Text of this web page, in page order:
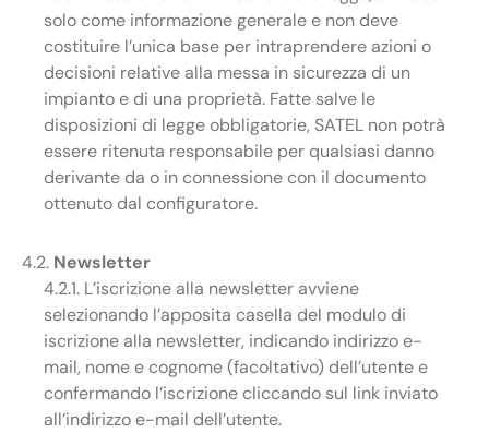
solo come informazione generale e non deve
costituire l’unica base per intraprendere azioni o
decisioni relative alla messa in sicurezza di un
impianto e di una proprietà. Fatte salve le
disposizioni di legge obbligatorie, SATEL non potrà
essere ritenuta responsabile per qualsiasi danno
derivante da o in connessione con il documento
ottenuto dal configuratore.
4.2. Newsletter
4.2.1. L’iscrizione alla newsletter avviene
selezionando l’apposita casella del modulo di
iscrizione alla newsletter, indicando indirizzo e-
mail, nome e cognome (facoltativo) dell’utente e
confermando l’iscrizione cliccando sul link inviato
all’indirizzo e-mail dell’utente.